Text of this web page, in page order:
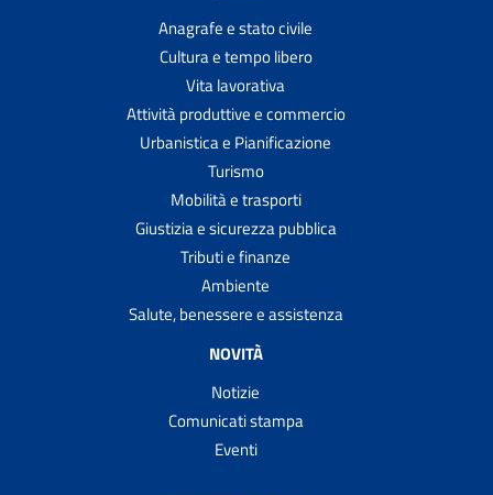
Anagrafe e stato civile
Cultura e tempo libero
Vita lavorativa
Attività produttive e commercio
Urbanistica e Pianificazione
Turismo
Mobilità e trasporti
Giustizia e sicurezza pubblica
Tributi e finanze
Ambiente
Salute, benessere e assistenza
NOVITÀ
Notizie
Comunicati stampa
Eventi